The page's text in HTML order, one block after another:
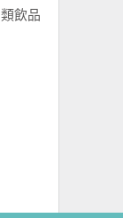
飲品